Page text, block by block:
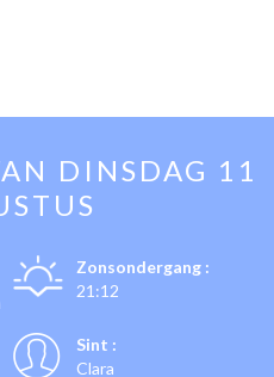
DINSDAG 11
Zonsondergang :
21:12
Sint :
Clara